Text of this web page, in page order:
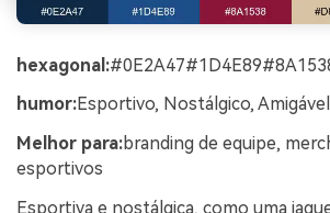
hexagonal:
humor:Esportivo, Nostálgico, Amigável
Melhor para:branding de equipe,
esportivos
Esportiva e nostálgica, como uma